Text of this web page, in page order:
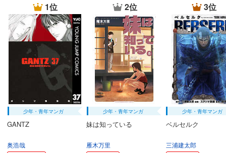
1位
少年・青年マンガ
GANTZ
奥浩哉
2位
少年・青年マンガ
妹は知っている
雁木万里
3位
少年・青年マンガ
ベルセルク
三浦建太郎